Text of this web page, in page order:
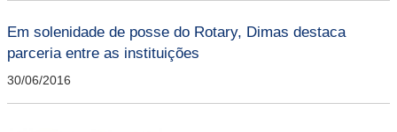
Em solenidade de posse do Rotary, Dimas destaca
parceria entre as instituições
30/06/2016